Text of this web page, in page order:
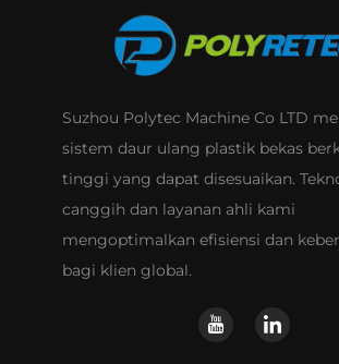
Suzhou Polytec Machine Co LTD
sistem daur ulang plastik bekas
tinggi yang dapat disesuaikan.
canggih dan layanan ahli kami
mengoptimalkan efisiensi dan
bagi klien global.